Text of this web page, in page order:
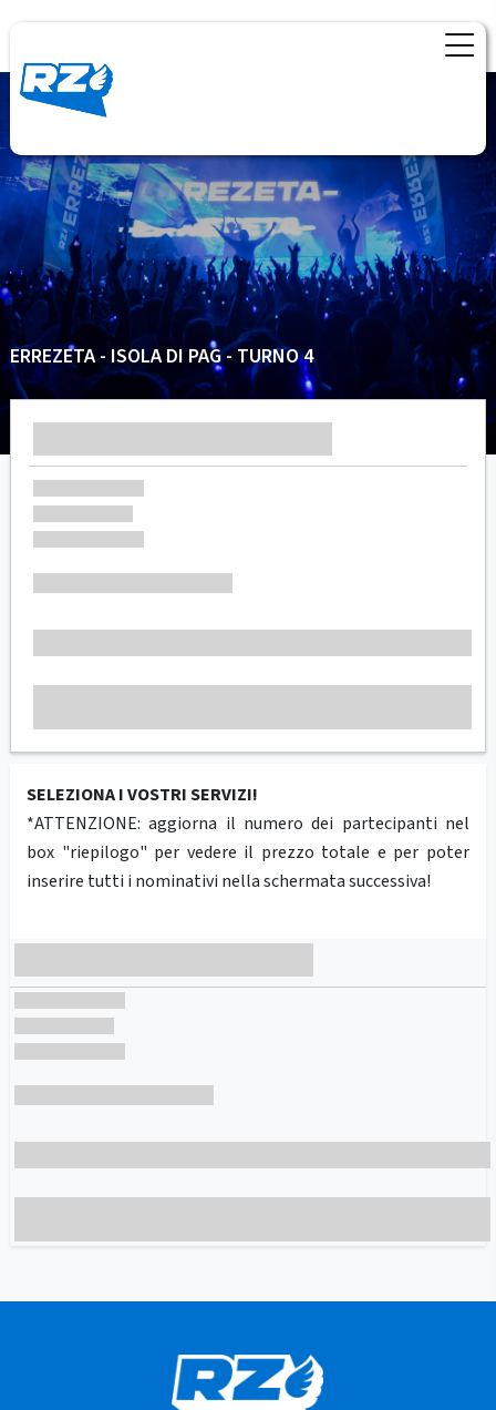
ERREZETA - ISOLA DI PAG - TURNO 4
SELEZIONA I VOSTRI SERVIZI!
*ATTENZIONE: aggiorna il numero dei partecipanti nel
box "riepilogo" per vedere il prezzo totale e per poter
inserire tutti i nominativi nella schermata successiva!